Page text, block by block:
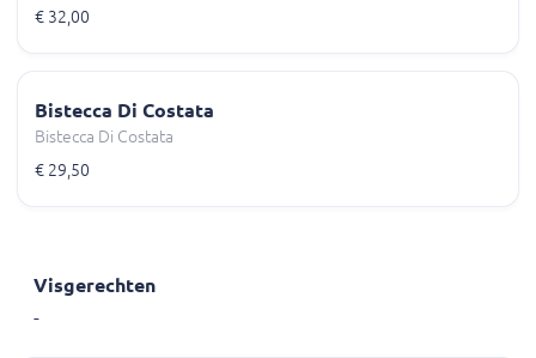
€ 32,00
Bistecca Di Costata
Bistecca Di Costata
€ 29,50
Visgerechten
-